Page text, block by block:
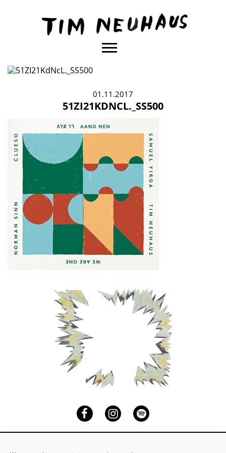
TIM
NEUHAUS
01.11.2017
51ZI21KDNCL._SS500
FacebookInstagram
Spotify